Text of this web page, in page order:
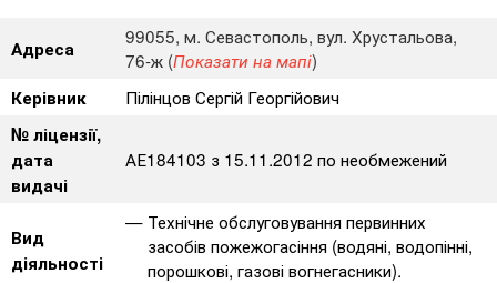
Адреса
99055, м. Севастополь, вул. Хрустальова,
76-ж (Показати на мапі)
Керівник
Пілінцов Сергій Георгійович
№ ліцензії,
дата
видачі
АЕ184103 з 15.11.2012 по необмежений
Вид
діяльності
Технічне обслуговування первинних
засобів пожежогасіння (водяні, водопінні,
порошкові, газові вогнегасники).